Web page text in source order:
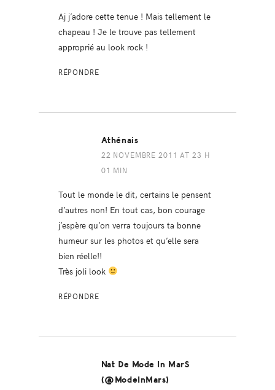
Aj j’adore cette tenue ! Mais tellement le
chapeau ! Je le trouve pas tellement
approprié au look rock !
RÉPONDRE
Athénais
22 NOVEMBRE 2011 AT 23 H
01 MIN
Tout le monde le dit, certains le pensent
d’autres non! En tout cas, bon courage
j’espère qu’on verra toujours ta bonne
humeur sur les photos et qu’elle sera
bien réelle!!
Très joli look
RÉPONDRE
Nat De Mode In MarS
(@ModeInMars)